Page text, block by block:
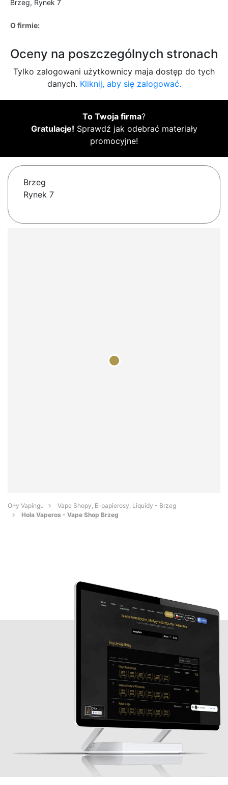
Brzeg, Rynek 7
O firmie:
Oceny na poszczególnych stronach
Tylko zalogowani użytkownicy maja dostęp do tych
danych. Kliknij, aby się zalogować.
To Twoja firma?
Gratulacje! Sprawdź jak odebrać materiały
promocyjne!
Brzeg
Rynek 7
Orły Vapingu
Vape Shopy, E-papierosy, Liquidy - Brzeg
Hola Vaperos - Vape Shop Brzeg